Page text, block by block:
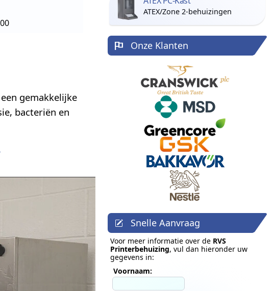
gemakkelijke
bacteriën en
ATEX/Zone 2-behuizingen
Onze Klanten
Snelle Aanvraag
Voor meer informatie over de RVS
Printerbehuizing, vul dan hieronder uw
gegevens in:
Voornaam: